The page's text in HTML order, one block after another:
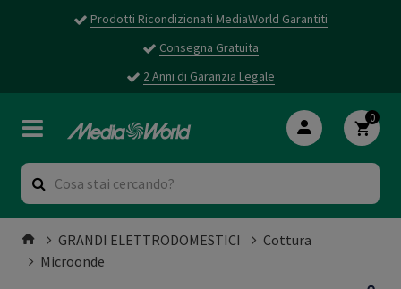
Prodotti Ricondizionati MediaWorld Garantiti
Consegna Gratuita
2 Anni di Garanzia Legale
0
GRANDI ELETTRODOMESTICI
Cottura
Microonde